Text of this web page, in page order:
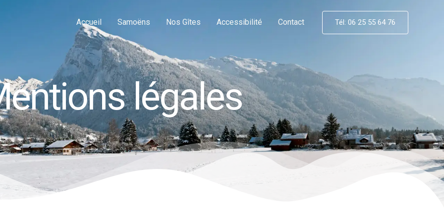
Accueil Samoëns Nos Gîtes Accessibilité Contact Tél: 06 25 55 64 76
légales